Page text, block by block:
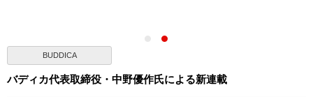
BUDDICA
バディカ代表取締役・中野優作氏による新連載